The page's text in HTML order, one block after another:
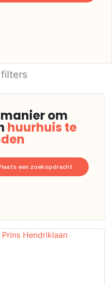
manier om
huurhuis te
een zoekopdracht